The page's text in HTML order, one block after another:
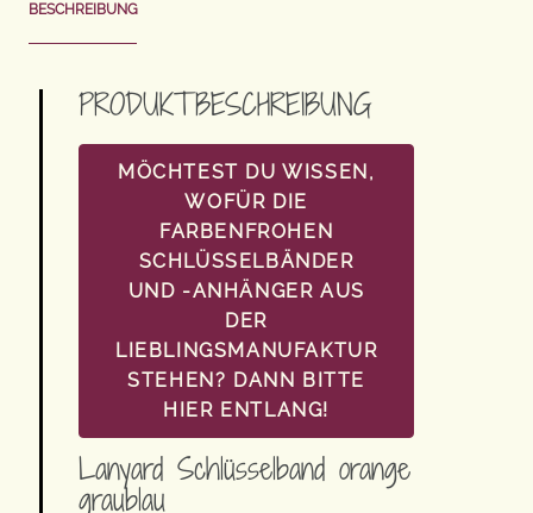
BESCHREIBUNG
PRODUKTBESCHREIBUNG
MÖCHTEST DU WISSEN,
WOFÜR DIE
FARBENFROHEN
SCHLÜSSELBÄNDER
UND -ANHÄNGER AUS
DER
LIEBLINGSMANUFAKTUR
STEHEN? DANN BITTE
HIER ENTLANG!
Lanyard Schlüsselband orange
graublau